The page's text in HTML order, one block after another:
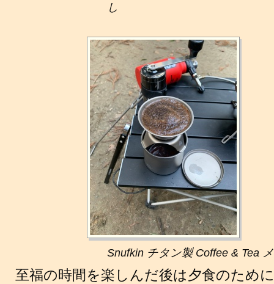
し
Snufkin チタン製 Coffee & Tea
至福の時間を楽しんだ後は夕食のため